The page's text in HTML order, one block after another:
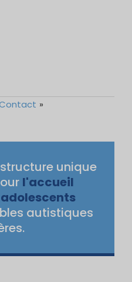
»
unique
l'accueil
autistiques